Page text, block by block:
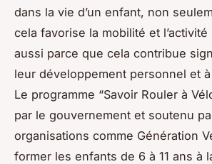
dans la vie d’un enfant, non
cela favorise la mobilité et
aussi parce que cela contribue
leur développement personnel et
Le programme “Savoir Rouler à
par le gouvernement et soutenu
organisations comme Génération
former les enfants de 6 à 11 ans à